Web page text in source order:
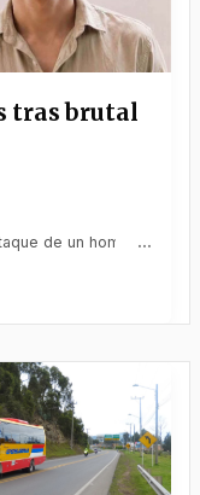
tras brutal
de un hombre